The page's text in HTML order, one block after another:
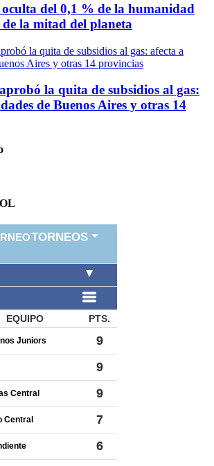
del 0,1 % de la humanidad
la mitad del planeta
la quita de subsidios al gas:
de Buenos Aires y otras 14